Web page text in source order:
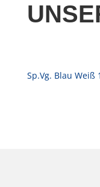
Sp.Vg. Blau Weiß